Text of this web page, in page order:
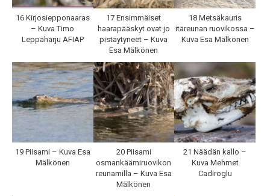
16 Kirjosiepponaaras
– Kuva Timo
Leppäharju AFIAP
17 Ensimmäiset
haarapääskyt ovat jo
pistäytyneet – Kuva
Esa Mälkönen
18 Metsäkauris
itäreunan ruovikossa –
Kuva Esa Mälkönen
19 Piisami – Kuva Esa
Mälkönen
20 Piisami
osmankäämiruovikon
reunamilla – Kuva Esa
Mälkönen
21 Näädän kallo –
Kuva Mehmet
Cadiroglu